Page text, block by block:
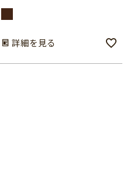
詳細を見る